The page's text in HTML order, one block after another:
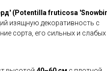
(Potentilla fruticosa
изящную декоративность с
сорта, его сильных и